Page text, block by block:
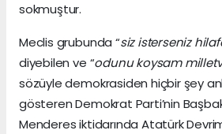
sokmuştur.
Meclis grubunda “siz isterseniz
diyebilen ve “odunu koysam
sözüyle demokrasiden hiçbir şey
gösteren Demokrat Parti’nin
Menderes iktidarında Atatürk